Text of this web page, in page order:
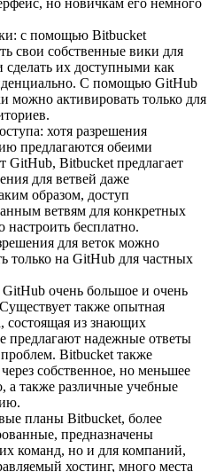
но новичкам его немного
с помощью Bitbucket
свои собственные вики для
сделать их доступными как
С помощью GitHub
можно активировать только для
хотя разрешения
предлагаются обеими
GitHub, Bitbucket предлагает
для ветвей даже
образом, доступ
ветвям для конкретных
бесплатно.
для веток можно
только на GitHub для частных
очень большое и очень
также опытная
состоящая из знающих
предлагают надежные ответы
Bitbucket также
собственное, но меньшее
а также различные учебные
планы Bitbucket, более
предназначены
команд, но и для компаний,
хостинг, много места